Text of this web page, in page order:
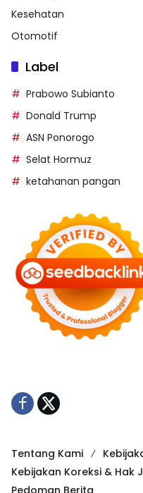
Kesehatan
Otomotif
Label
Prabowo Subianto
Donald Trump
ASN Ponorogo
Selat Hormuz
ketahanan pangan
Tentang Kami
Kebijakan Koreksi & Hak
Pedoman Berita